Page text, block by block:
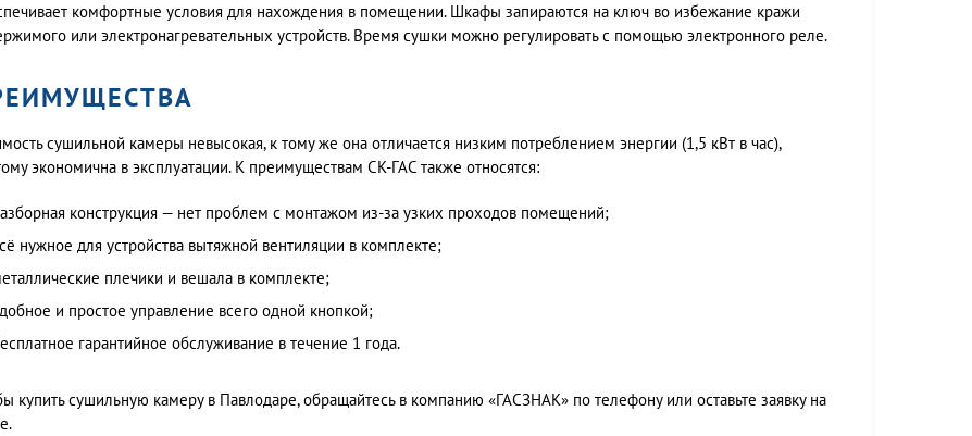
комфортные условия для нахождения в помещении. Шкафы запираются на ключ во избежание кражи
или электронагревательных устройств. Время сушки можно регулировать с помощью электронного реле.
сушильной камеры невысокая, к тому же она отличается низким потреблением энергии (1,5 кВт в час),
экономична в эксплуатации. К преимуществам СК-ГАС также относятся:
конструкция — нет проблем с монтажом из-за узких проходов помещений;
нужное для устройства вытяжной вентиляции в комплекте;
плечики и вешала в комплекте;
и простое управление всего одной кнопкой;
гарантийное обслуживание в течение 1 года.
купить сушильную камеру в Павлодаре, обращайтесь в компанию «ГАСЗНАК» по телефону или оставьте заявку на